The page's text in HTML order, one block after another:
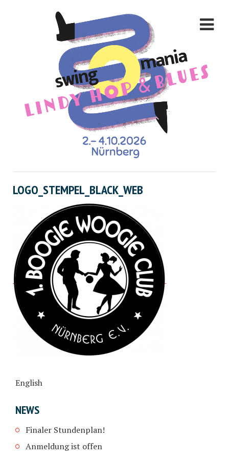
LOGO_STEMPEL_BLACK_WEB
English
NEWS
Finaler Stundenplan!
Anmeldung ist offen